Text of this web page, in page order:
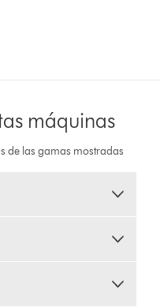
máquinas
de las gamas mostradas